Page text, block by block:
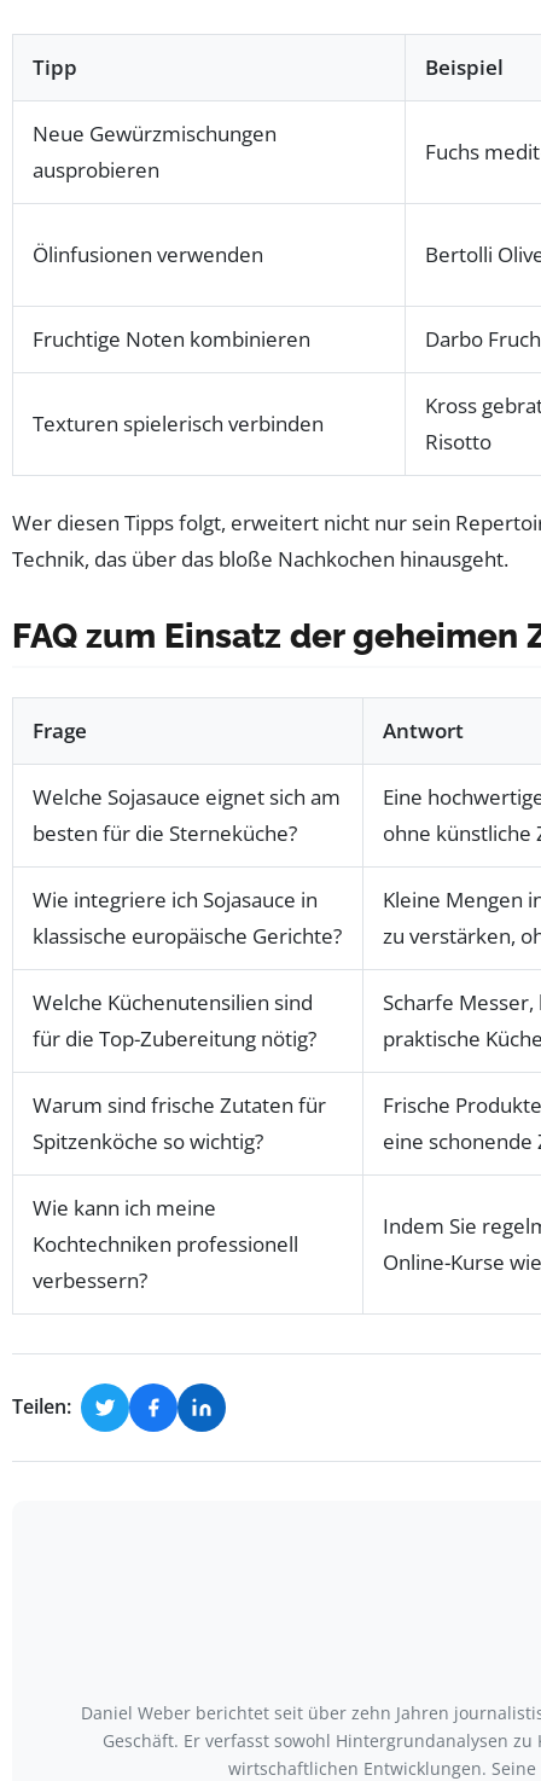
Tipp Beispiel
Neue Gewürzmischungen
ausprobieren
Fuchs
Ölinfusionen verwenden Bertolli
Fruchtige Noten kombinieren Darbo
Texturen spielerisch verbinden
Kross
Risotto
Wer diesen Tipps folgt, erweitert nicht nur sein
Technik, das über das bloße Nachkochen hinausgeht.
FAQ zum Einsatz der
Frage Antwort
Welche Sojasauce eignet sich am
besten für die Sterneküche?
Eine
ohne künstliche
Wie integriere ich Sojasauce in
klassische europäische Gerichte?
Kleine Mengen
zu verstärken,
Welche Küchenutensilien sind
für die Top-Zubereitung nötig?
Scharfe
praktische
Warum sind frische Zutaten für
Spitzenköche so wichtig?
Frische
eine
Wie kann ich meine
Kochtechniken professionell
verbessern?
Indem Sie
Online-Kurse
Teilen:
Daniel Weber berichtet seit über zehn Jahren
Geschäft. Er verfasst sowohl Hintergrundanalysen
wirtschaftlichen Entwicklungen.